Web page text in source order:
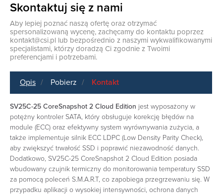
Skontaktuj się z nami
Aby lepiej poznać naszą ofertę oraz otrzymać
spersonalizowaną wycenę, zachęcamy do kontaktu poprzez
kontakt@csi.pl lub bezpośrednio z naszymi wykwalifikowanymi
specjalistami, którzy doradzą Ci zgodnie z Twoimi
preferencjami i potrzebami.
Opis Pobierz Kontakt
SV25C-25 CoreSnapshot 2 Cloud Edition jest wyposażony w
potężny kontroler SATA, który obsługuje korekcję błędów na
module (ECC) oraz efektywny system wyrównywania zużycia, a
także implementuje silnik ECC LDPC (Low Density Parity Check),
aby zwiększyć trwałość SSD i poprawić niezawodność danych.
Dodatkowo, SV25C-25 CoreSnapshot 2 Cloud Edition posiada
wbudowany czujnik termiczny do monitorowania temperatury SSD
za pomocą poleceń S.M.A.R.T, co zapobiega przegrzewaniu się. W
przypadku aplikacji o wysokiej intensywności, ochrona danych